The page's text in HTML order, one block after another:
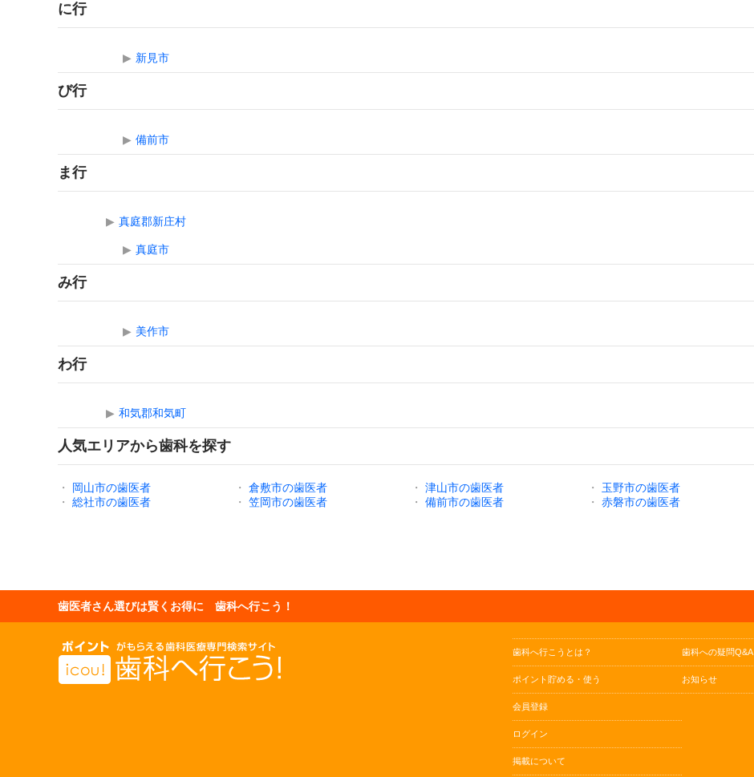
に行
▶ 新見市
び行
▶ 備前市
ま行
▶ 真庭郡新庄村
▶ 真庭市
み行
▶ 美作市
わ行
▶ 和気郡和気町
人気エリアから歯科を探す
・ 岡山市の歯医者 ・ 倉敷市の歯医者 ・ 津山市の歯医者 ・
玉野市の歯医者
・
総社市の歯医者 ・ 笠岡市の歯医者 ・ 備前市の歯医者 ・ 赤磐市の歯医者
歯医者さん選びは賢くお得に 歯科へ行こう！
歯科へ行こうとは？
ポイント貯める・使う
会員登録
ログイン
掲載について
歯科への疑問Q&A
お知らせ